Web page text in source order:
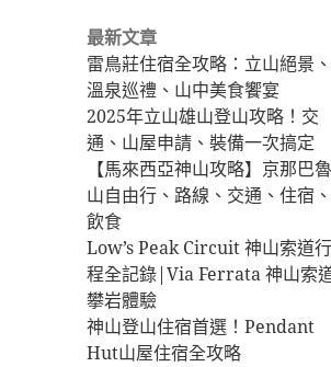
hiking
trail
最新文章
雷鳥莊住宿全攻略：立山絕景、
溫泉巡禮、山中美食饗宴
2025年立山雄山登山攻略！交
通、山屋申請、裝備一次搞定
【馬來西亞神山攻略】京那巴魯
山自由行、路線、交通、住宿、
飲食
Low’s Peak Circuit 神山索道行
程全記錄|Via Ferrata 神山索
攀岩體驗
神山登山住宿首選！Pendant
Hut山屋住宿全攻略